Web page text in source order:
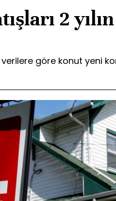
2 yılın
göre konut yeni